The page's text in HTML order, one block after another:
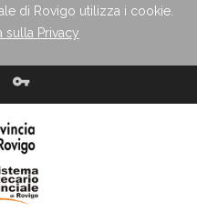
di Rovigo utilizza i cookie.
sulla Privacy